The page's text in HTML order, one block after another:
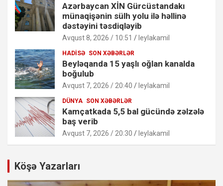
Azərbaycan XİN Gürcüstandakı
münaqişənin sülh yolu ilə həllinə
dəstəyini təsdiqləyib
Avqust 8, 2026 / 10:51 leylakamil
HADISƏ SON XƏBƏRLƏR
Beyləqanda 15 yaşlı oğlan kanalda
boğulub
Avqust 7, 2026 / 20:40 leylakamil
DÜNYA SON XƏBƏRLƏR
Kamçatkada 5,5 bal gücündə zəlzələ
baş verib
Avqust 7, 2026 / 20:30 leylakamil
Köşə Yazarları